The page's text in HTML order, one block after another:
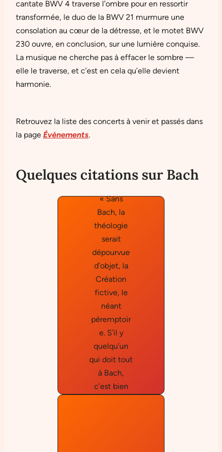
cantate BWV 4 traverse l’ombre pour en ressortir
transformée, le duo de la BWV 21 murmure une
consolation au cœur de la détresse, et le motet BWV
230 ouvre, en conclusion, sur une lumière conquise.
La musique ne cherche pas à effacer le sombre —
elle le traverse, et c’est en cela qu’elle devient
harmonie.
Retrouvez la liste des concerts à venir et passés dans
la page Évènements.
Quelques citations sur Bach
« Sans
Bach, la
théologie
serait
dépourvue
d’objet, la
Création
fictive, le
néant
péremptoir
e. S’il y
quelqu’un
qui doit tout
à Bach,
c’est bien
Emil
Cioran